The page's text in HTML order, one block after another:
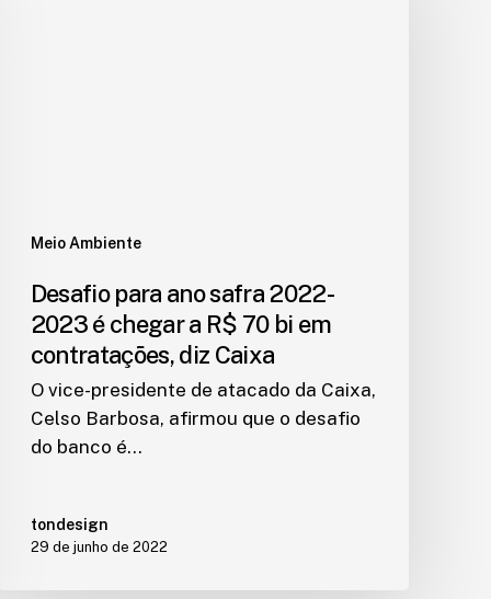
Meio Ambiente
Desafio para ano safra 2022-
2023 é chegar a R$ 70 bi em
contratações, diz Caixa
O vice-presidente de atacado da Caixa,
Celso Barbosa, afirmou que o desafio
do banco é…
tondesign
29 de junho de 2022